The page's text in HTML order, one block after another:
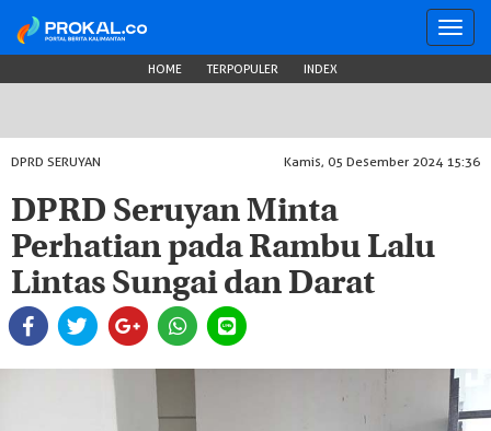
HOME TERPOPULER INDEX
DPRD SERUYAN Kamis, 05 Desember 2024 15:36
DPRD Seruyan Minta
Perhatian pada Rambu Lalu
Lintas Sungai dan Darat